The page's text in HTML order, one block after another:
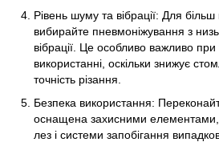
Рівень шуму та вібрації: Для
вибирайте пневмоніжування з
вібрації. Це особливо важливо
використанні, оскільки знижує
точність різання.
Безпека використання:
оснащена захисними елементами,
лез і системи запобігання